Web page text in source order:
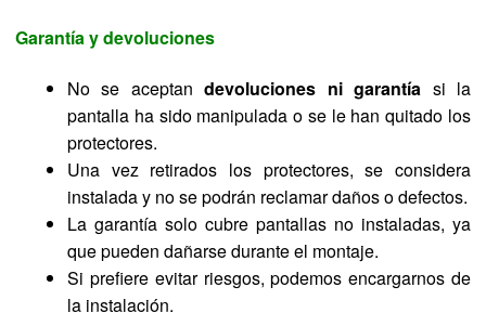
Garantía y devoluciones
No se aceptandevoluciones ni garantía si la
pantalla ha sido manipulada o se le han quitado los
protectores.
Una vez retirados los protectores, se considera
instalada y no se podrán reclamar daños o defectos.
La garantía solo cubre pantallas no instaladas, ya
que pueden dañarse durante el montaje.
Si prefiere evitar riesgos, podemos encargarnos de
la instalación.